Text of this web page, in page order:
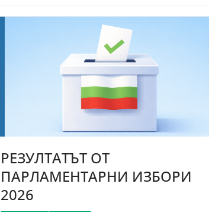
РЕЗУЛТАТЪТ ОТ
ПАРЛАМЕНТАРНИ ИЗБОРИ
2026